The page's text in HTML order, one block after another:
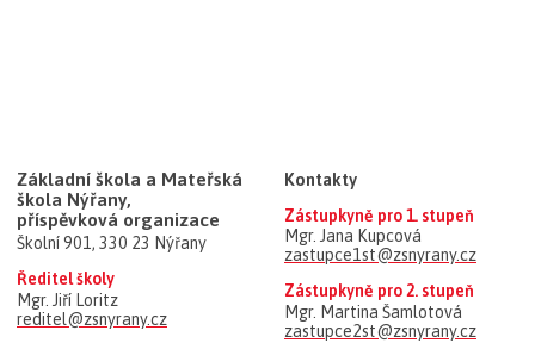
Základní škola a Mateřská
škola Nýřany,
příspěvková organizace
Školní 901, 330 23 Nýřany
Ředitel školy
Mgr. Jiří Loritz
reditel@zsnyrany.cz
Kontakty
Zástupkyně pro 1. stupeň
Mgr. Jana Kupcová
zastupce1st@zsnyrany.cz
Zástupkyně pro 2. stupeň
Mgr. Martina Šamlotová
zastupce2st@zsnyrany.cz